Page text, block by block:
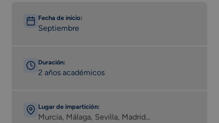
Fecha de inicio:
Septiembre
Duración:
2 años académicos
Lugar de impartición:
Murcia, Málaga, Sevilla, Madrid...